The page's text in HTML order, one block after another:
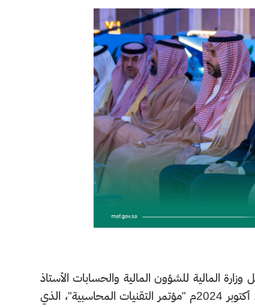
المالية للشؤون المالية والحسابات الأستاذ
حمد بن محمد الكنهل، اليوم الأربعاء 13 ربيع الآخر 1446هـ الموافق 16 أكتوبر 2024م "مؤتمر التقنيات المحاسبية"، الذي